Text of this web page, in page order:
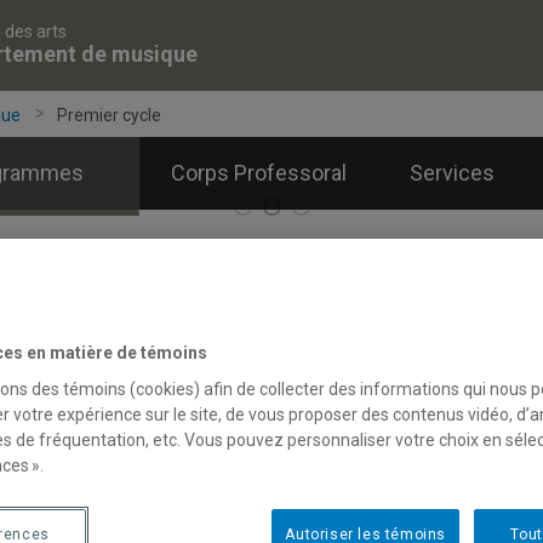
des arts
de musique
Premier cycle
Corps Professoral Services
cycle
de 1
programmes de 1er cycle en musique offrent une formation
en matière de témoins
des témoins (cookies) afin de collecter des informations qui nous
votre expérience sur le site, de vous proposer des contenus vidéo,
de fréquentation, etc. Vous pouvez personnaliser votre choix en
».
Autoriser les témoins